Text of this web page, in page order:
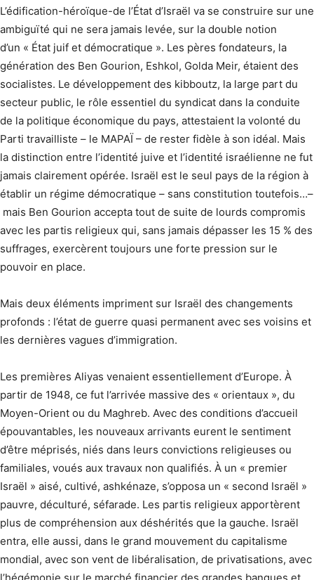
L’édification-héroïque-de l’État d’Israël va se construire sur une
ambiguïté qui ne sera jamais levée, sur la double notion
d’un « État juif et démocratique ». Les pères fondateurs, la
génération des Ben Gourion, Eshkol, Golda Meir, étaient des
socialistes. Le développement des kibboutz, la large part du
secteur public, le rôle essentiel du syndicat dans la conduite
de la politique économique du pays, attestaient la volonté du
Parti travailliste – le MAPAÏ – de rester fidèle à son idéal. Mais
la distinction entre l’identité juive et l’identité israélienne ne fut
jamais clairement opérée. Israël est le seul pays de la région à
établir un régime démocratique – sans constitution toutefois…–
mais Ben Gourion accepta tout de suite de lourds compromis
avec les partis religieux qui, sans jamais dépasser les 15 % des
suffrages, exercèrent toujours une forte pression sur le
pouvoir en place.
Mais deux éléments impriment sur Israël des changements
profonds : l’état de guerre quasi permanent avec ses voisins et
les dernières vagues d’immigration.
Les premières Aliyas venaient essentiellement d’Europe. À
partir de 1948, ce fut l’arrivée massive des « orientaux », du
Moyen-Orient ou du Maghreb. Avec des conditions d’accueil
épouvantables, les nouveaux arrivants eurent le sentiment
d’être méprisés, niés dans leurs convictions religieuses ou
familiales, voués aux travaux non qualifiés. À un « premier
Israël » aisé, cultivé, ashkénaze, s’opposa un « second Israël »
pauvre, déculturé, séfarade. Les partis religieux apportèrent
plus de compréhension aux déshérités que la gauche. Israël
entra, elle aussi, dans le grand mouvement du capitalisme
mondial, avec son vent de libéralisation, de privatisations, avec